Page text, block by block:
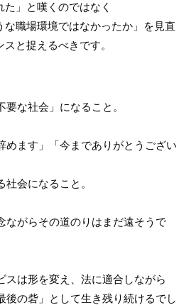
た」と嘆くのではなく
な職場環境ではなかったか」を見直
と捉えるべきです。
な社会」になること。
めます」「今までありがとうござい
会になること。
ながらその道のりはまだ遠そうで
スは形を変え、法に適合しながら
後の砦」として生き残り続けるでし